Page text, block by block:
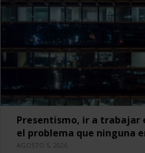
Presentismo, ir a trabajar
el problema que ninguna
AGOSTO 5, 2026